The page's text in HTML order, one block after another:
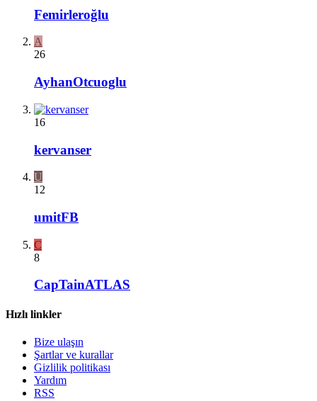
Femirleroğlu
A
26
AyhanOtcuoglu
16
kervanser
U
12
umitFB
C
8
CapTainATLAS
Hızlı linkler
Bize ulaşın
Şartlar ve kurallar
Gizlilik politikası
Yardım
RSS